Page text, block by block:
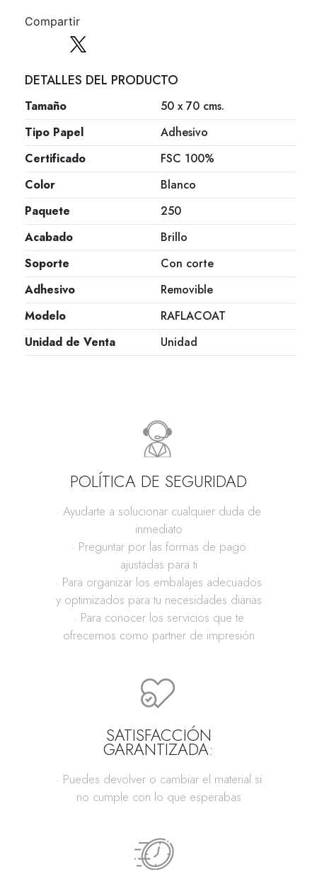
Compartir
DETALLES DEL PRODUCTO
Tamaño
50 x 70 cms.
Tipo Papel
Adhesivo
Certificado
FSC 100%
Color
Blanco
Paquete
250
Acabado
Brillo
Soporte
Con corte
Adhesivo
Removible
Modelo
RAFLACOAT
Unidad de Venta
Unidad
POLÍTICA DE SEGURIDAD
· Ayudarte a solucionar cualquier duda de
inmediato
· Preguntar por las formas de pago
ajustadas para ti
· Para organizar los embalajes adecuados
y optimizados para tu necesidades diarias
· Para conocer los servicios que te
ofrecemos como partner de impresión
SATISFACCIÓN
GARANTIZADA:
· Puedes devolver o cambiar el material si
no cumple con lo que esperabas